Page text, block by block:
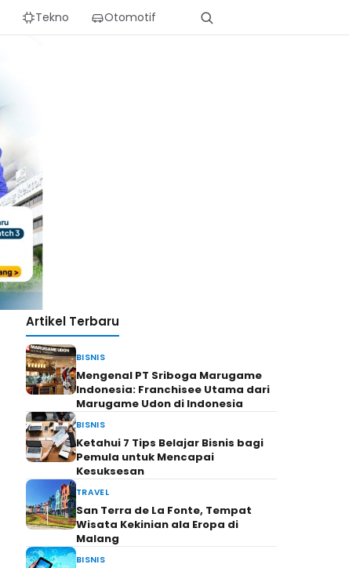
Tekno Otomotif
Artikel Terbaru
BISNIS
Mengenal PT Sriboga Marugame
Indonesia: Franchisee Utama dari
Marugame Udon di Indonesia
BISNIS
Ketahui 7 Tips Belajar Bisnis bagi
Pemula untuk Mencapai
Kesuksesan
TRAVEL
San Terra de La Fonte, Tempat
Wisata Kekinian ala Eropa di
Malang
BISNIS